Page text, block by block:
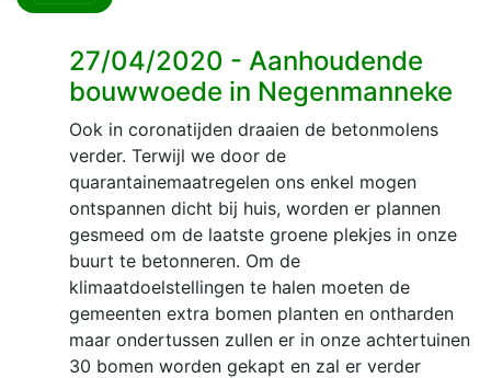
27/04/2020 - Aanhoudende
bouwwoede in Negenmanneke
Ook in coronatijden draaien de betonmolens
verder. Terwijl we door de
quarantainemaatregelen ons enkel mogen
ontspannen dicht bij huis, worden er plannen
gesmeed om de laatste groene plekjes in onze
buurt te betonneren. Om de
klimaatdoelstellingen te halen moeten de
gemeenten extra bomen planten en ontharden
maar ondertussen zullen er in onze achtertuinen
30 bomen worden gekapt en zal er verder